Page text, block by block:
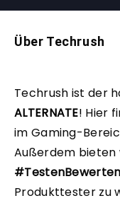
Über Techrush
Techrush ist der
ALTERNATE! Hier
im Gaming-
Außerdem bieten
Produkttester zu